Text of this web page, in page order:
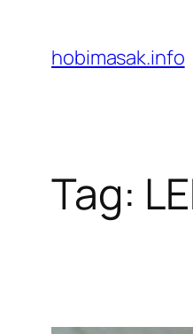
content
hobimasak.info
Tag: